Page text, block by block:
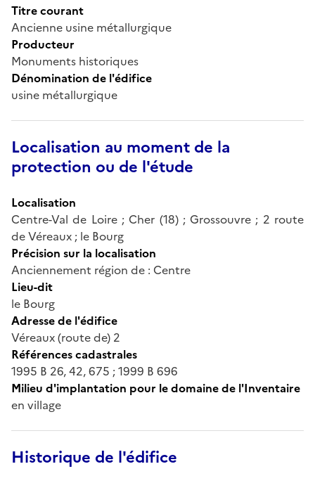
Titre courant
Ancienne usine métallurgique
Producteur
Monuments historiques
Dénomination de l'édifice
usine métallurgique
Localisation au moment de la
protection ou de l'étude
Localisation
Centre-Val de Loire ; Cher (18) ; Grossouvre ; 2 route
de Véreaux ; le Bourg
Précision sur la localisation
Anciennement région de : Centre
Lieu-dit
le Bourg
Adresse de l'édifice
Véreaux (route de) 2
Références cadastrales
1995 B 26, 42, 675 ; 1999 B 696
Milieu d'implantation pour le domaine de l'Inventaire
en village
Historique de l'édifice